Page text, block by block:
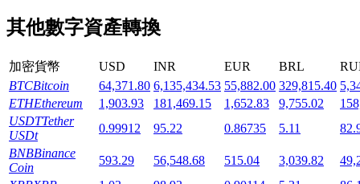
Launchpool
活期質押獲得熱門資產
其他數字資產轉換
加密貨幣 USD INR EUR BRL
BTCBitcoin 64,371.80 6,135,434.53 55,882.00 329,815.40
ETHEthereum 1,903.93 181,469.15 1,652.83 9,755.02
USDTTether
USDt
0.99912 95.22 0.86735 5.11
BNBBinance
Coin
593.29 56,548.68 515.04 3,039.82